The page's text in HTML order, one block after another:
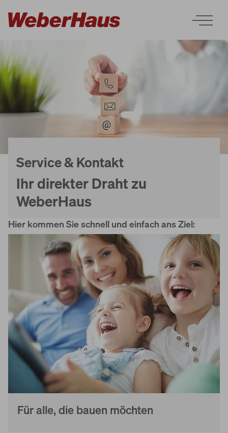
Service & Kontakt
Ihr direkter Draht zu
WeberHaus
Hier kommen Sie schnell und einfach ans Ziel:
Für alle, die bauen möchten
Bauweise
Erleben
World of Living